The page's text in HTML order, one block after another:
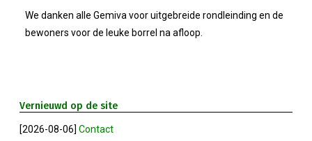
Bezoek Aan Swetterhage
Ontbijt Bij De Buren In Leiderdorp!
We danken alle Gemiva voor uitgebreide rondleinding en de
bewoners voor de leuke borrel na afloop.
Vernieuwd op de site
[2026-08-06] Contact